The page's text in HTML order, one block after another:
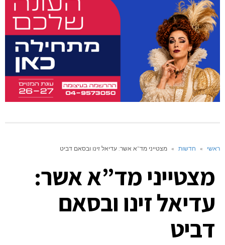
ראשי » חדשות » מצטייני מד”א אשר: עדיאל זינו ובסאם דביט
מצטייני מד”א אשר:
עדיאל זינו ובסאם
דביט